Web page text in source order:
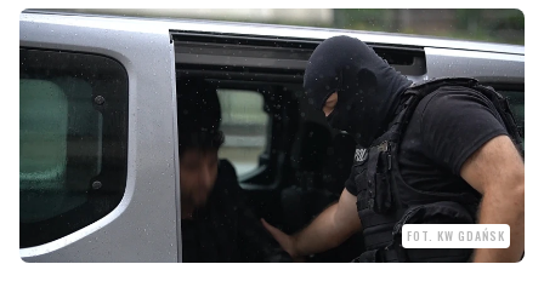
FOT. KW GDAŃSK
Zatrzymali 31-latka poszukiwanego przez stronę niemiecką
Europejskim Nakazem Aresztowania za usiłowanie zabójstwa.